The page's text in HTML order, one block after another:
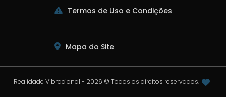
Termos de Uso e Condições
Mapa do Site
Realidade Vibracional - 2026 © Todos os direitos reservados.